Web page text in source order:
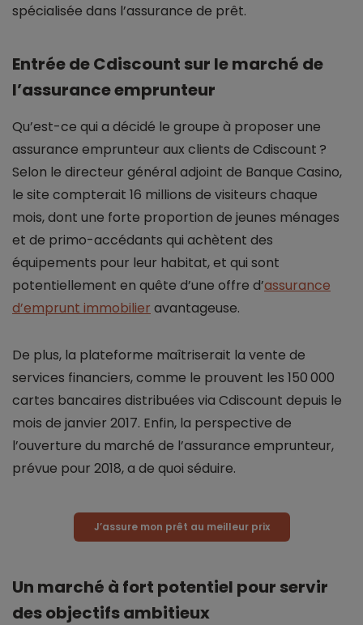
spécialisée dans l’assurance de prêt.
Entrée de Cdiscount sur le marché de
l’assurance emprunteur
Qu’est-ce qui a décidé le groupe à proposer une
assurance emprunteur aux clients de Cdiscount ?
Selon le directeur général adjoint de Banque Casino,
le site compterait 16 millions de visiteurs chaque
mois, dont une forte proportion de jeunes ménages
et de primo-accédants qui achètent des
équipements pour leur habitat, et qui sont
potentiellement en quête d’une offre d’assurance
d’emprunt immobilier avantageuse.
De plus, la plateforme maîtriserait la vente de
services financiers, comme le prouvent les 150 000
cartes bancaires distribuées via Cdiscount depuis le
mois de janvier 2017. Enfin, la perspective de
l’ouverture du marché de l’assurance emprunteur,
prévue pour 2018, a de quoi séduire.
J’assure mon prêt au meilleur prix
Un marché à fort potentiel pour servir
des objectifs ambitieux